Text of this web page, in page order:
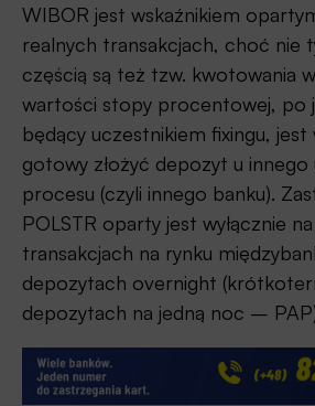
WIBOR jest wskaźnikiem
realnych transakcjach, choć nie
częścią są też tzw. kwotowania
wartości stopy procentowej, po
będący uczestnikiem fixingu,
gotowy złożyć depozyt u
procesu (czyli innego banku).
POLSTR oparty jest wyłącznie
transakcjach na rynku
depozytach overnight
depozytach na jedną noc –